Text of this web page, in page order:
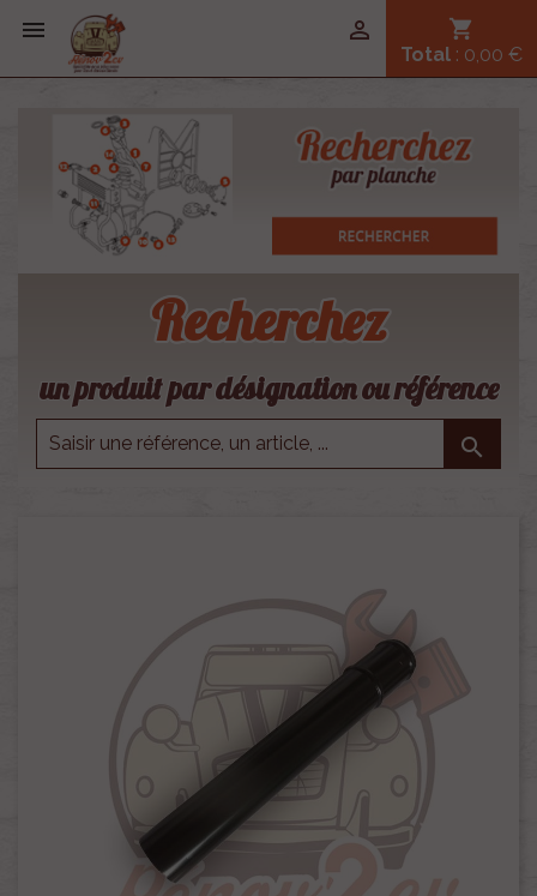
 shopping_cart
Total : 0,00 €

Recherchez
un produit par désignation ou référence
